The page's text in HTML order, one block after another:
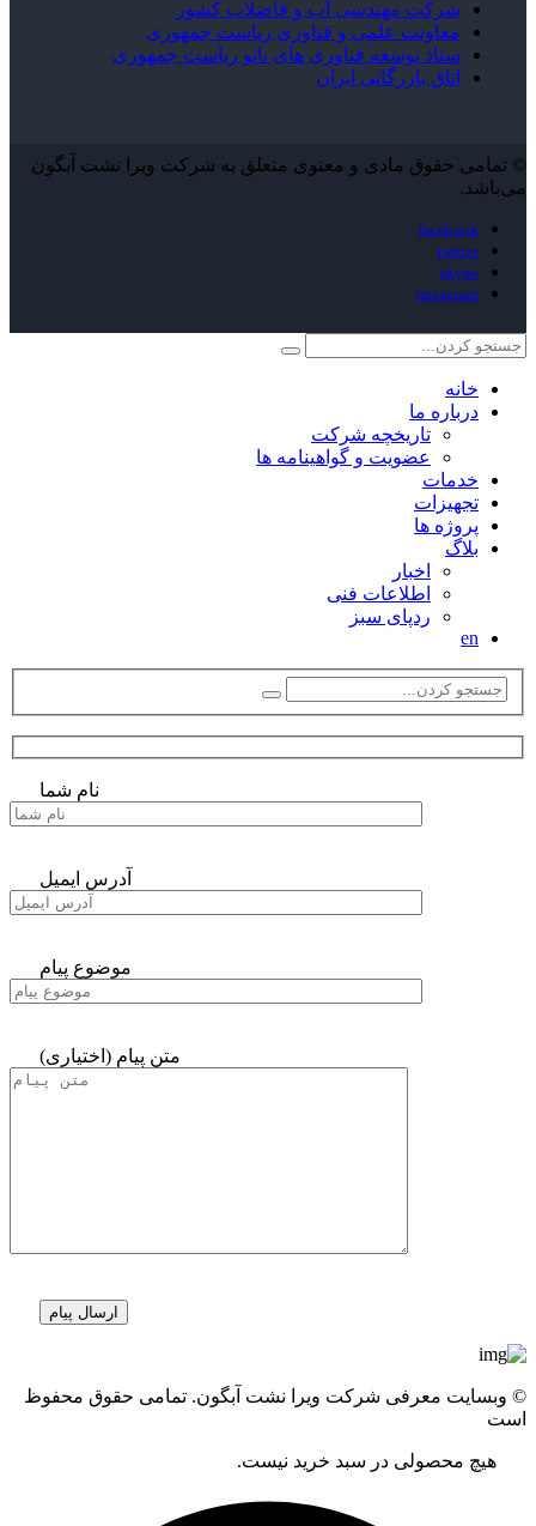
شرکت مهندسی آب و فاضلاب کشور
معاونت علمی و فناوری ریاست جمهوری
ستاد توسعه فناوری های نانو ریاست جمهوری
اتاق بازرگانی ایران
© تمامی حقوق مادی و معنوی متعلق به شرکت ویرا نشت آبگون
می‌باشد.
facebook
twitter
skype
instagram
خانه
درباره ما
تاریخچه شرکت
عضویت و گواهینامه ها
خدمات
تجهیزات
پروژه ها
بلاگ
اخبار
اطلاعات فنی
ردپای سبز
en
نام شما
آدرس ایمیل
موضوع پیام
متن پیام (اختیاری)
© وبسایت معرفی شرکت ویرا نشت آبگون. تمامی حقوق محفوظ
است
هیچ محصولی در سبد خرید نیست.